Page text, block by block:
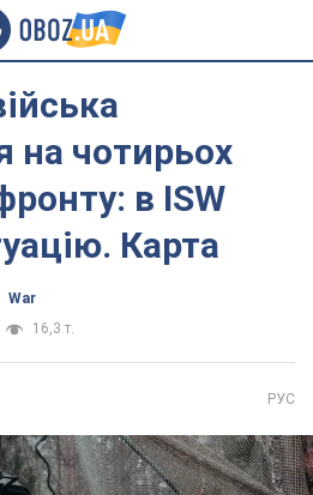
на чотирьох
в ISW
Карта
War
16,3 т.
РУС